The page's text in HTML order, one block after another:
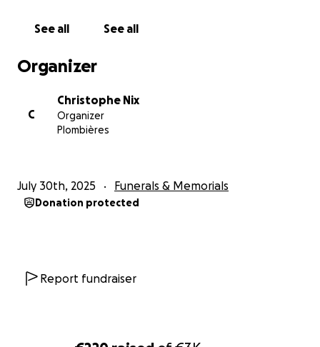
See all See all
Organizer
C
Christophe Nix
Organizer
Plombières
July 30th, 2025 Funerals & Memorials
Donation protected
Report fundraiser